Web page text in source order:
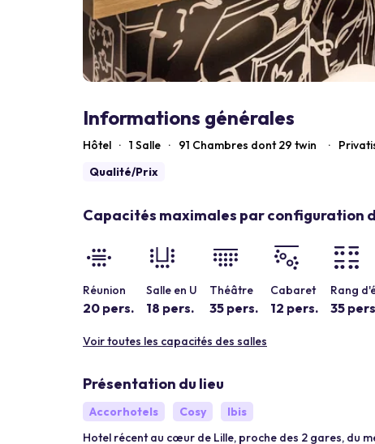
Informations générales
Hôtel · 1 Salle · 91 Chambres dont 29 twin ·
Qualité/Prix
Capacités maximales par configuration
Réunion
20 pers.
Salle en U
18 pers.
Théâtre
35 pers.
Cabaret
12 pers.
Rang
35
Voir toutes les capacités des salles
Présentation du lieu
Accorhotels Cosy
Ibis
Hotel récent au cœur de Lille, proche des 2 gares, du